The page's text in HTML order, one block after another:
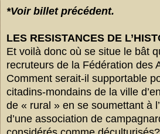
*Voir billet précédent.
LES RESISTANCES DE
Et voilà donc où se situe le bât
recruteurs de la Fédération des
Comment serait-il supportable
citadins-mondains de la ville
de « rural » en se soumettant à
d’une association de